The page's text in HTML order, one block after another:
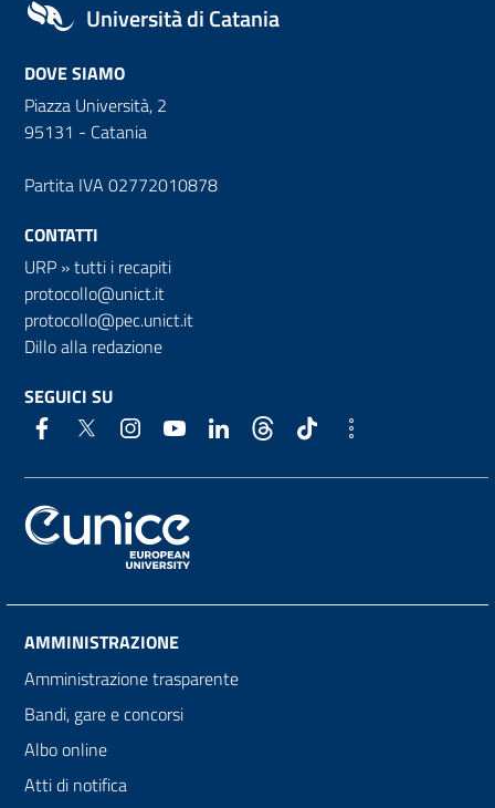
Università di Catania
DOVE SIAMO
Piazza Università, 2
95131 - Catania
Partita IVA 02772010878
CONTATTI
URP »tutti i recapiti
protocollo@unict.it
protocollo@pec.unict.it
Dillo alla redazione
SEGUICI SU
AMMINISTRAZIONE
Amministrazione trasparente
Bandi, gare e concorsi
Albo online
Atti di notifica